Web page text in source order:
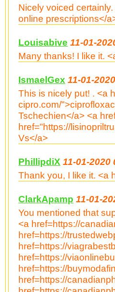
Nicely voiced
online prescriptions</
Louisabive 11-01-
Many thanks! I like it.
IsmaelGex 11-01-
This is nicely put! . <a
cipro.com/
Tschechien</a> <a
href="https://
Vs</a>
PhillipdiX 11-01-2020
Thank you, I like it. <a
ClarkApamp 11-01-
You mentioned that
<a href=https://
href=https://
href=https://
href=https://
href=https://
href=https://